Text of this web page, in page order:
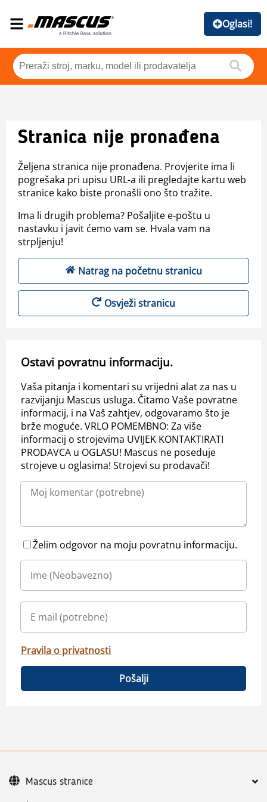
Oglasi!
Stranica nije pronađena
Željena stranica nije pronađena. Provjerite ima li
pogrešaka pri upisu URL-a ili pregledajte kartu web
stranice kako biste pronašli ono što tražite.
Ima li drugih problema? Pošaljite e-poštu u
nastavku i javit ćemo vam se. Hvala vam na
strpljenju!
Natrag na početnu stranicu
Osvježi stranicu
Ostavi povratnu informaciju.
Vaša pitanja i komentari su vrijedni alat za nas u
razvijanju Mascus usluga. Čitamo Vaše povratne
informacij, i na Vaš zahtjev, odgovaramo što je
brže moguće. VRLO POMEMBNO: Za više
informacij o strojevima UVIJEK KONTAKTIRATI
PRODAVCA u OGLASU! Mascus ne poseduje
strojeve u oglasima! Strojevi su prodavači!
Želim odgovor na moju povratnu informaciju.
Pravila o privatnosti
Pošalji
Mascus stranice